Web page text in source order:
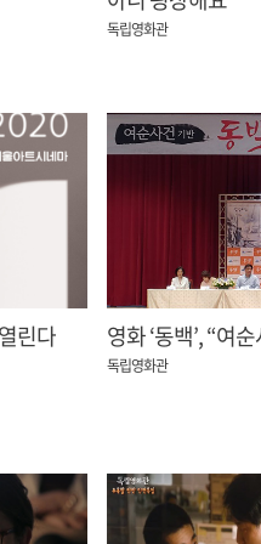
독립영화관
린다 영화 ‘동백’, “여
독립영화관